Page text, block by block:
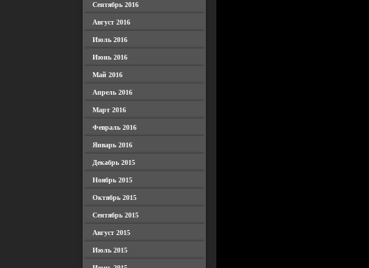
Сентябрь 2016
Август 2016
Июль 2016
Июнь 2016
Май 2016
Апрель 2016
Март 2016
Февраль 2016
Январь 2016
Декабрь 2015
Ноябрь 2015
Октябрь 2015
Сентябрь 2015
Август 2015
Июль 2015